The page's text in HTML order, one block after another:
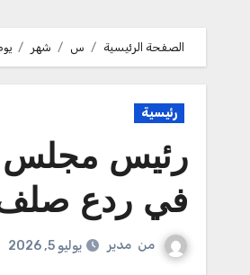
الصفحة الرئيسية س شهر
رئيسية
رئيس مجلس
في ردع صلف
من مدير يوليو 5, 2026